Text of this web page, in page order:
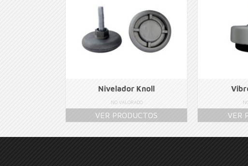
Nivelador Knoll
NO VALORADO
VER PRODUCTOS VER